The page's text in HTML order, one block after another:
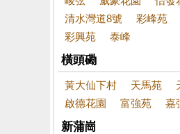
清水灣道8號
彩峰苑
彩興苑
泰峰
橫頭磡
黃大仙下村 天馬苑
啟德花園
富強苑 嘉
新蒲崗